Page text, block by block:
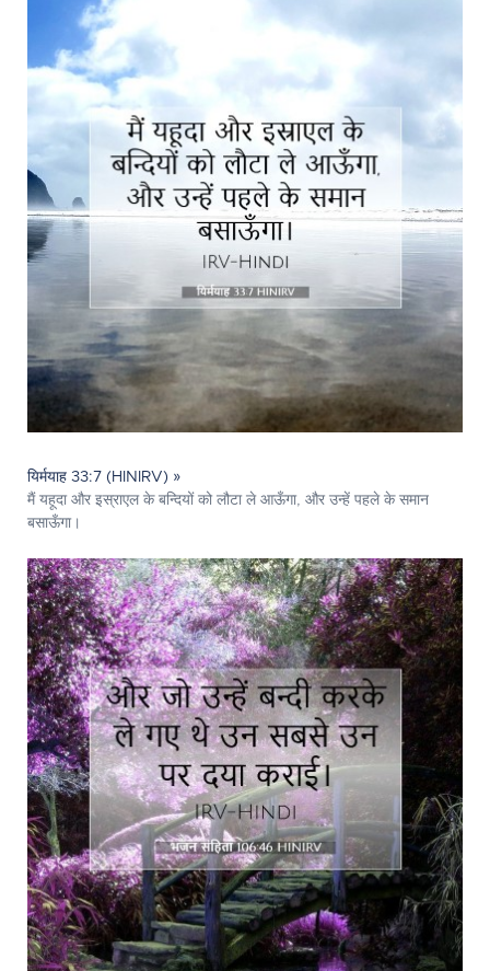
यिर्मयाह 33:7 (HINIRV) »
मैं यहूदा और इस्राएल के बन्दियों को लौटा ले आऊँगा, और उन्हें पहले के समान
बसाऊँगा।